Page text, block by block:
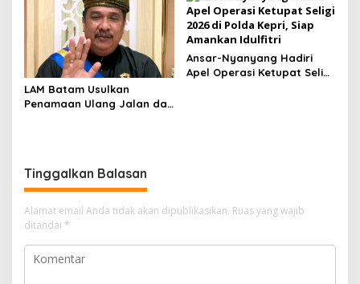
LAM Batam Usulkan
Penamaan Ulang Jalan dan
Ansar-Nyanyang Hadiri
Apel Operasi Ketupat Seligi
Tinggalkan Balasan
Alamat email Anda tidak akan dipublikasikan. Ruas yang wajib
ditandai *